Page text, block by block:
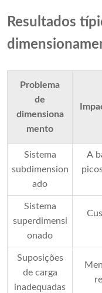
Resultados
Problema
de
dimensiona
mento
Sistema
subdimension
ado
A
Sistema
superdimensi
onado
Suposições
de carga
inadequadas